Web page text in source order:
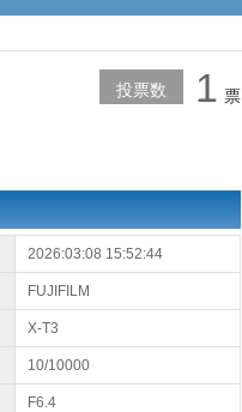
投票数 1 票
2026:03:08 15:52:44
FUJIFILM
X-T3
10/10000
F6.4